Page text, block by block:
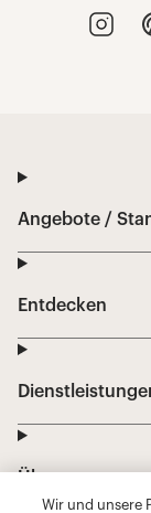
Wir und unsere